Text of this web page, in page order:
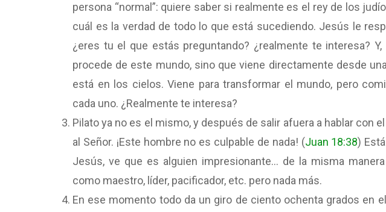
persona “normal”: quiere saber si realmente es el rey de los
cuál es la verdad de todo lo que está sucediendo. Jesús le
¿eres tu el que estás preguntando? ¿realmente te interesa?
procede de este mundo, sino que viene directamente desde
está en los cielos. Viene para transformar el mundo, pero
cada uno. ¿Realmente te interesa?
Pilato ya no es el mismo, y después de salir afuera a hablar con
al Señor. ¡Este hombre no es culpable de nada! (Juan 18:38)
Jesús, ve que es alguien impresionante… de la misma
como maestro, líder, pacificador, etc. pero nada más.
En ese momento todo da un giro de ciento ochenta grados en